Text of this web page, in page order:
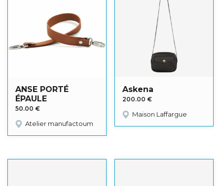
ANSE PORTÉ
ÉPAULE
50.00 €
Atelier manufactoum
Askena
200.00€
Maison Laffargue